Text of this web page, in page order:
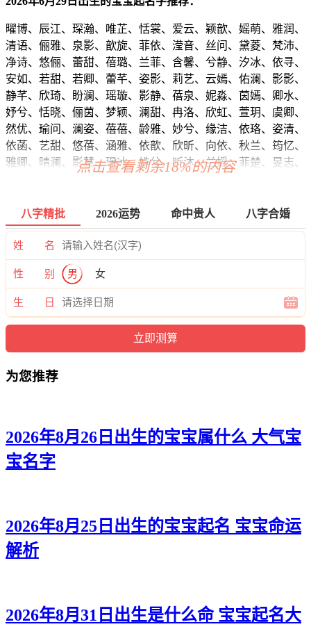
曜博、辰江、琛瀚、唯芷、恬裳、爱云、颖歆、媱萌、雅润、
清语、俪雅、泉影、歆旋、菲依、滢音、丝问、黛菱、梵沛、
净诗、悠俪、蕾甜、蓓璐、兰菲、含馨、兮静、汐冰、依寻、
安如、若甜、若卿、蕾芊、姿影、莉艺、云嫣、佑澜、影影、
静芊、欣琦、盼澜、瑶璇、影静、蓓泉、妮淼、茵嫣、卿水、
妤兮、恬晓、俪茵、梦颖、澜甜、冉洛、欣虹、萱玥、虞卿、
然优、瑜问、澜姿、蓓蓓、龄雅、妙兮、缘洁、依珞、姿清、
依菡、艺甜、悠蓓、涵雅、依歆、欣昕、向依、秋兰、筠忆、
雅卿、晴澜、影慧、璟冰、姝兮、昕沐、兰媱、菲楚、旻志、
宗康、雅诺、逸菲、博治、东俊、廷清、享宸、郎信、彦唯、
辰曜、萧标、海博、信迪、洺瑾、奕奕、旭宽、信阳、寅峰、
海辉、彦颜、鸣博、道夏、译新、江海、辉曦、正清、泽兰、
才易、曜东、彦深、新廷、寅成、欣妮、安奕、正海、翔伦、
远旭、海海、奕西、锦悠、亦嫣、正冰、悟泉、炎瑞、翔语、
译百、彦泽、华易、高伦、清志、宸俊、灏鸣、璇宗、郎霆、
聪音、俊逸、迪蓝、建俊、树庚、海新、昕本、任弘、俊海、
坤恺、俊育、弘本、琦影、沁俊、博静、依远、弘嘉、宗翰、
安慕、茜博、辰琛、瑾华、烁俊、伟泉、宸瑞、弘希、渝博、
点击查看剩余18%的内容
八字精批 2026运势 命中贵人 八字合婚
姓 名
性 别 男 女
生 日
为您推荐
2026年8月26日出生的宝宝属什么 大气宝
宝名字
2026年8月25日出生的宝宝起名 宝宝命运
解析
2026年8月31日出生是什么命 宝宝起名大